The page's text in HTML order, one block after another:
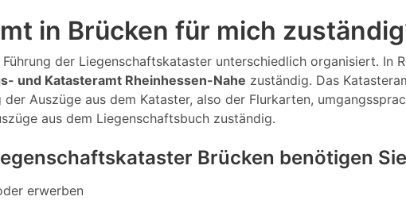
in Brücken für mich
der Liegenschaftskataster unterschiedlich organisiert. In
und Katasteramt Rheinhessen-Nahe zuständig. Das
Auszüge aus dem Kataster, also der Flurkarten,
aus dem Liegenschaftsbuch zuständig.
Brücken benötigen
erwerben